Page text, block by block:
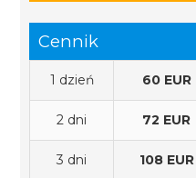
Cennik
1 dzień 60 EUR
2 dni 72 EUR
3 dni 108 EUR